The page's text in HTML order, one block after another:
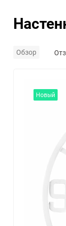
Обзор
Новый